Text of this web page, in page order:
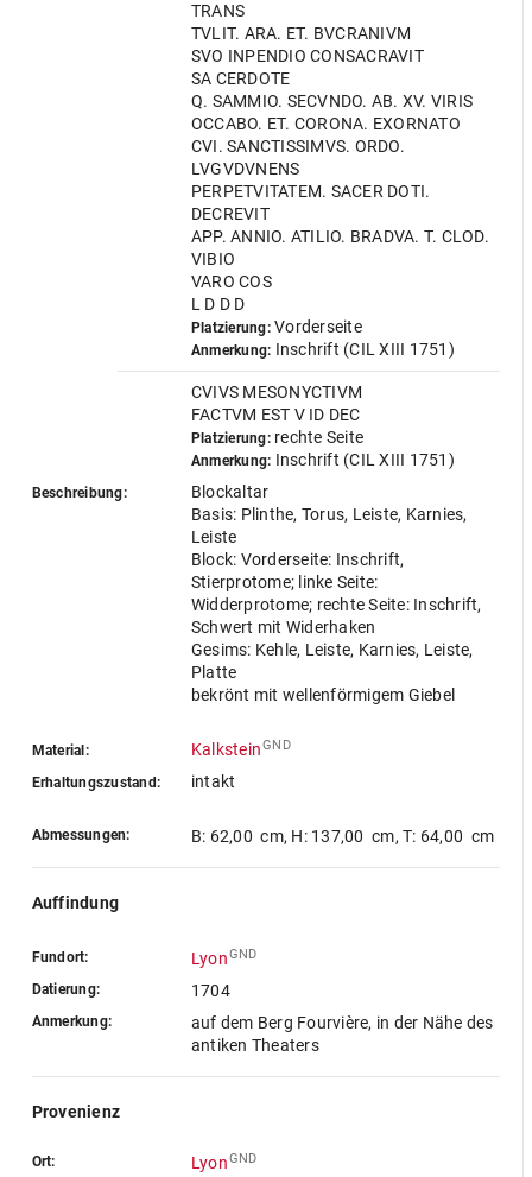
TRANS
TVLIT. ARA. ET. BVCRANIVM
SVO INPENDIO CONSACRAVIT
SA CERDOTE
Q. SAMMIO. SECVNDO. AB. XV. VIRIS
OCCABO. ET. CORONA. EXORNATO
CVI. SANCTISSIMVS. ORDO.
LVGVDVNENS
PERPETVITATEM. SACER DOTI.
DECREVIT
APP. ANNIO. ATILIO. BRADVA. T. CLOD.
VIBIO
VARO COS
L D D D
Platzierung:Vorderseite
Anmerkung: Inschrift (CIL XIII 1751)
CVIVS MESONYCTIVM
FACTVM EST V ID DEC
Platzierung:rechte Seite
Anmerkung: Inschrift (CIL XIII 1751)
Beschreibung:
Blockaltar
Basis: Plinthe, Torus, Leiste, Karnies,
Leiste
Block: Vorderseite: Inschrift,
Stierprotome; linke Seite:
Widderprotome; rechte Seite: Inschrift,
Schwert mit Widerhaken
Gesims: Kehle, Leiste, Karnies, Leiste,
Platte
bekrönt mit wellenförmigem Giebel
Material: KalksteinGND
Erhaltungszustand: intakt
Abmessungen: B: 62,00 cm, H: 137,00 cm,T: 64,00 cm
Auffindung
Fundort: LyonGND
Datierung: 1704
Anmerkung:
auf dem Berg Fourvière, in der Nähe des
antiken Theaters
Provenienz
Ort: LyonGND